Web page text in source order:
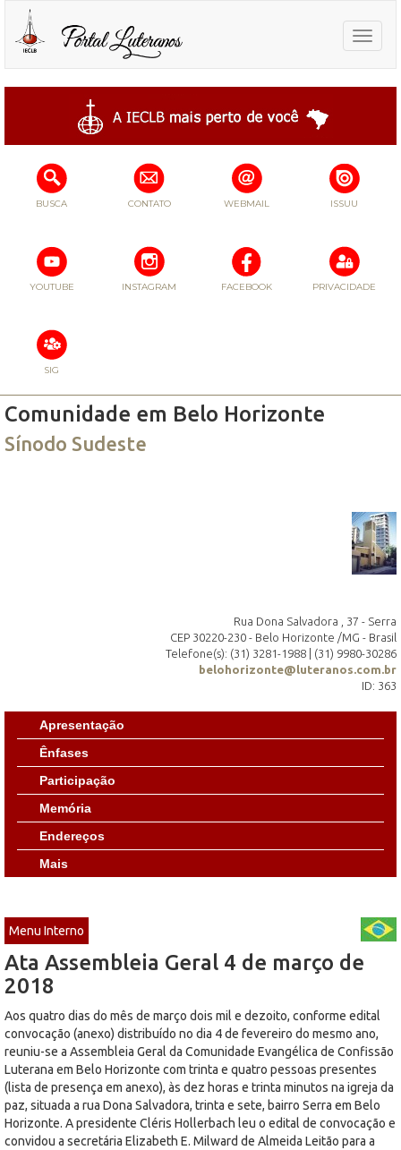
Toggle
BUSCA CONTATO WEBMAIL ISSUU
YOUTUBE INSTAGRAM FACEBOOK PRIVACIDADE
SIG
Comunidade em Belo Horizonte
Sínodo Sudeste
Rua Dona Salvadora , 37 - Serra
CEP 30220-230 - Belo Horizonte /MG - Brasil
Telefone(s): (31) 3281-1988 | (31) 9980-30286
belohorizonte@luteranos.com.br
ID: 363
Apresentação
Ênfases
Participação
Memória
Endereços
Mais
Menu Interno
Ata Assembleia Geral 4 de março de
2018
Aos quatro dias do mês de março dois mil e dezoito, conforme edital
convocação (anexo) distribuído no dia 4 de fevereiro do mesmo ano,
reuniu-se a Assembleia Geral da Comunidade Evangélica de Confissão
Luterana em Belo Horizonte com trinta e quatro pessoas presentes
(lista de presença em anexo), às dez horas e trinta minutos na igreja da
paz, situada a rua Dona Salvadora, trinta e sete, bairro Serra em Belo
Horizonte. A presidente Cléris Hollerbach leu o edital de convocação e
convidou a secretária Elizabeth E. Milward de Almeida Leitão para a